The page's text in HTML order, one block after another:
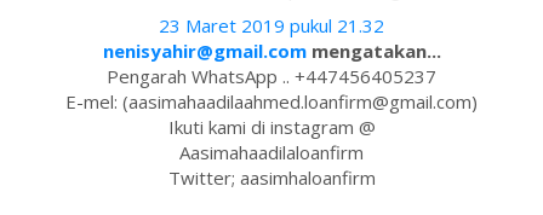
23 Maret 2019 pukul 21.32
nenisyahir@gmail.commengatakan...
Pengarah WhatsApp .. +447456405237
E-mel: (aasimahaadilaahmed.loanfirm@gmail.com)
Ikuti kami di instagram @
Aasimahaadilaloanfirm
Twitter; aasimhaloanfirm